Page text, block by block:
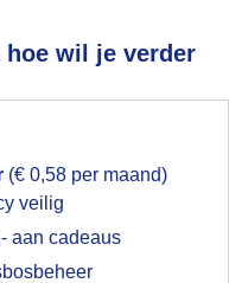
wil je verder
(€ 0,58 per maand)
veilig
aan cadeaus
voor het
op hebt gegeven,
uit je browser waarin